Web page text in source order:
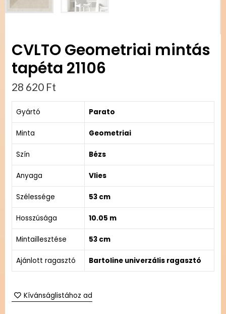
CVLTO Geometriai mintás
tapéta 21106
28 620 Ft
Gyártó Parato
Minta Geometriai
Szín Bézs
Anyaga Vlies
Szélessége 53 cm
Hosszúsága 10.05 m
Mintaillesztése 53 cm
Ajánlott ragasztó Bartoline univerzális ragasztó
Kívánságlistához ad